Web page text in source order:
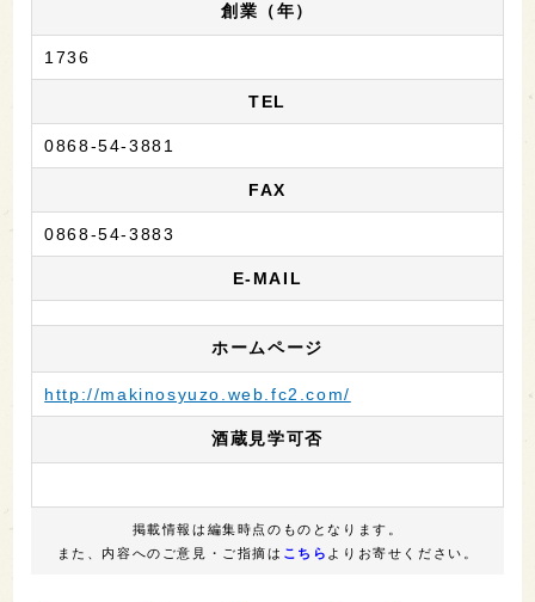
創業（年）
1736
TEL
0868-54-3881
FAX
0868-54-3883
E-MAIL
ホームページ
http://makinosyuzo.web.fc2.com/
酒蔵見学可否
掲載情報は編集時点のものとなります。
また、内容へのご意見・ご指摘は こちら よりお寄せください。